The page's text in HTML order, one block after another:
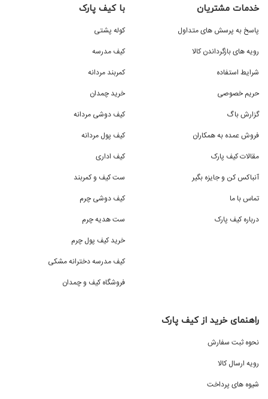
خدمات مشتریان
پاسخ به پرسش های متداول
رویه های بازگرداندن کالا
شرایط استفاده
حریم خصوصی
گزارش باگ
فروش عمده به همکاران
مقالات کیف پارک
آنباکس کن و جایزه بگیر
تماس با ما
درباره کیف پارک
با کیف پارک
کوله پشتی
کیف مدرسه
کمربند مردانه
خرید چمدان
کیف دوشی مردانه
کیف پول مردانه
کیف اداری
ست کیف و کمربند
کیف دوشی چرم
ست هدیه چرم
خرید کیف پول چرم
کیف مدرسه دخترانه مشکی
فروشگاه کیف و چمدان
راهنمای خرید از کیف پارک
نحوه ثبت سفارش
رویه ارسال کالا
شیوه های پرداخت